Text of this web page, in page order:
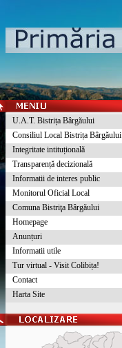
U.A.T. Bistrița Bârgăului
Consiliul Local Bistrița Bârgăului
Integritate intituțională
Transparență decizională
Informatii de interes public
Monitorul Oficial Local
Comuna Bistriţa Bârgăului
Homepage
Anunțuri
Informatii utile
Tur virtual - Visit Colibița!
Contact
Harta Site